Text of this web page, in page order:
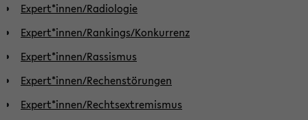
Expert*innen/Radiologie
Expert*innen/Rankings/Konkurrenz
Expert*innen/Rassismus
Expert*innen/Rechenstörungen
Expert*innen/Rechtsextremismus